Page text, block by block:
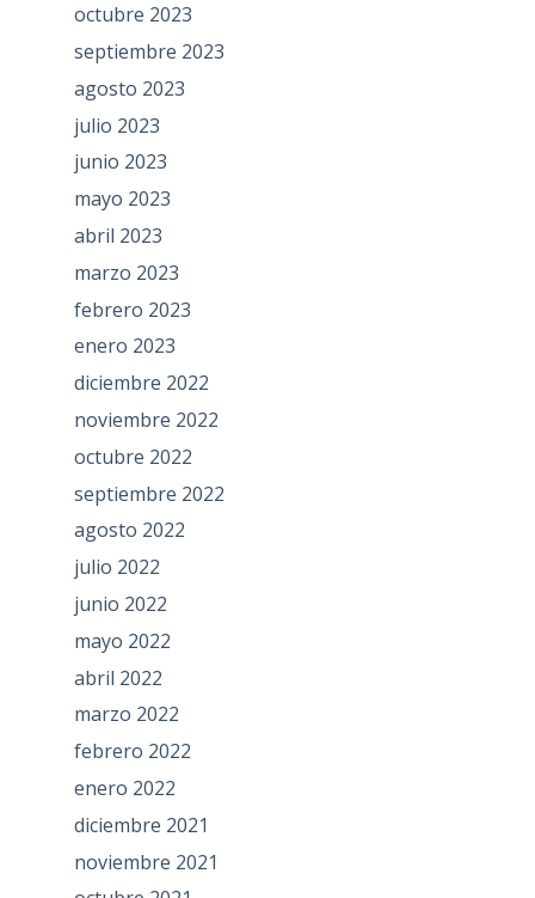
octubre 2023
septiembre 2023
agosto 2023
julio 2023
junio 2023
mayo 2023
abril 2023
marzo 2023
febrero 2023
enero 2023
diciembre 2022
noviembre 2022
octubre 2022
septiembre 2022
agosto 2022
julio 2022
junio 2022
mayo 2022
abril 2022
marzo 2022
febrero 2022
enero 2022
diciembre 2021
noviembre 2021